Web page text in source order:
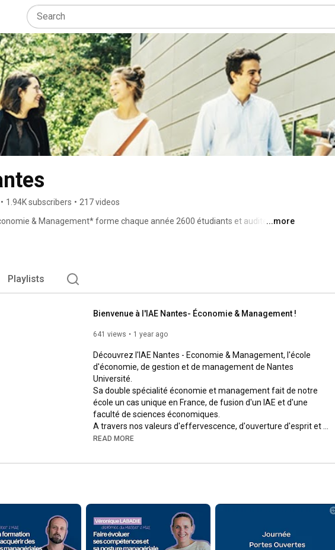
• 1.94K subscribers • 217 videos
& Management* forme chaque année 2600 étudiants et auditeurs en
dans les domaines de l'économie, la finance, la gestion et le management.
tout au long de leur cursus (stage, alternance), les projets
à l'international et l'organisation de nombreuses conférences
et valorisantes pour être directement opérationnels dès leur diplôme. Par
place d'une plateforme de diplômés http://iaenantes-alumni.fr témoigne de
...more
Playlists
Bienvenue à l'IAE Nantes- Économie & Management !
641 views 1 year ago
Découvrez l'IAE Nantes - Economie & Management, l'école
d'économie, de gestion et de management de Nantes
Université.
Sa double spécialité économie et management fait de notre
école un cas unique en France, de fusion d'un IAE et d'une
faculté de sciences économiques.
A travers nos valeurs d'effervescence, d'ouverture d'esprit et
au monde ainsi que de collectif en mouvement, nous
Interculturalité, professionnalisation et pluridisciplinarité des
iae.univ-nantes.fr
Réalisation 2020 : Lucile Denecker
READ MORE